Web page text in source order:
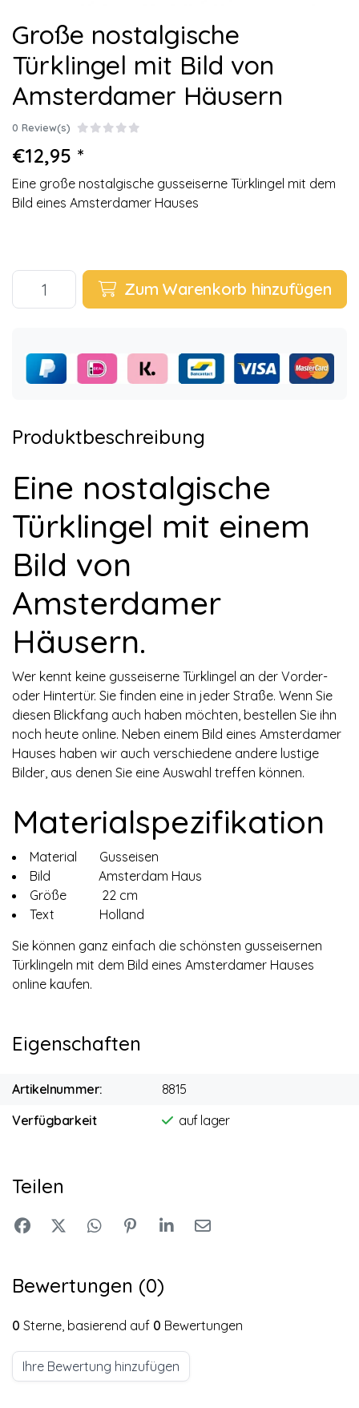
Große nostalgische
Türklingel mit Bild von
Amsterdamer Häusern
0 Review(s)
€12,95 *
Eine große nostalgische gusseiserne Türklingel mit dem
Bild eines Amsterdamer Hauses
Zum Warenkorb hinzufügen
Produktbeschreibung
Eine nostalgische
Türklingel mit einem
Bild von
Amsterdamer
Häusern.
Wer kennt keine gusseiserne Türklingel an der Vorder-
oder Hintertür. Sie finden eine in jeder Straße. Wenn Sie
diesen Blickfang auch haben möchten, bestellen Sie ihn
noch heute online. Neben einem Bild eines Amsterdamer
Hauses haben wir auch verschiedene andere lustige
Bilder, aus denen Sie eine Auswahl treffen können.
Materialspezifikation
Material Gusseisen
Bild Amsterdam Haus
Größe 22 cm
Text Holland
Sie können ganz einfach die schönsten gusseisernen
Türklingeln mit dem Bild eines Amsterdamer Hauses
online kaufen.
Eigenschaften
Artikelnummer:
8815
Verfügbarkeit
auf lager
Teilen
Bewertungen (0)
0 Sterne, basierend auf 0 Bewertungen
Ihre Bewertung hinzufügen